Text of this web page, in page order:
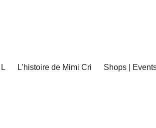
L’histoire de Mimi Cri Shops |